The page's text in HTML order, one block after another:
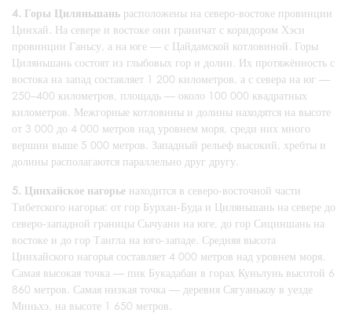
4. Горы Циляньшань расположены на северо-востоке провинции
Цинхай. На севере и востоке они граничат с коридором Хэси
провинции Ганьсу, а на юге — с Цайдамской котловиной. Горы
Циляньшань состоят из глыбовых гор и долин. Их протяжённость с
востока на запад составляет 1 200 километров, а с севера на юг —
250–400 километров, площадь — около 100 000 квадратных
километров. Межгорные котловины и долины находятся на высоте
от 3 000 до 4 000 метров над уровнем моря, среди них много
вершин выше 5 000 метров. Западный рельеф высокий, хребты и
долины располагаются параллельно друг другу.
5. Цинхайское нагорье находится в северо-восточной части
Тибетского нагорья: от гор Бурхан-Буда и Циляньшань на севере до
северо-западной границы Сычуани на юге, до гор Сициншань на
востоке и до гор Тангла на юго-западе. Средняя высота
Цинхайского нагорья составляет 4 000 метров над уровнем моря.
Самая высокая точка — пик Букадабан в горах Куньлунь высотой 6
860 метров. Самая низкая точка — деревня Сягуанькоу в уезде
Миньхэ, на высоте 1 650 метров.